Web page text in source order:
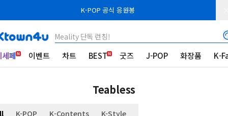
K-POP 공식 응원봉
Meality 단독 런칭!
세페 이벤트 차트 BEST 굿즈 J-POP 화장품 K-
Teabless
K-POP K-Contents K-Style